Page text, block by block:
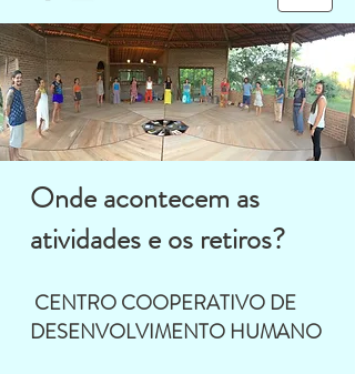
Onde acontecem as
atividades e os retiros?
CENTRO COOPERATIVO DE
DESENVOLVIMENTO HUMANO